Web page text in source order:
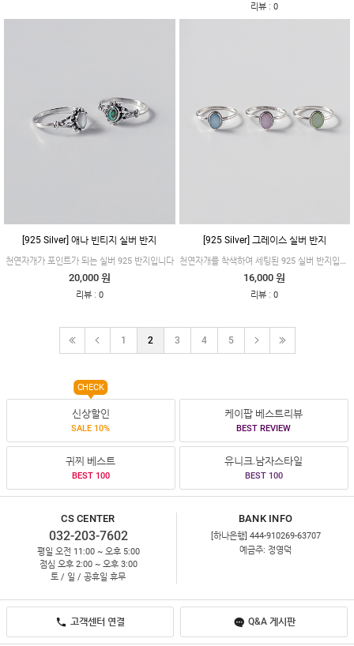
리뷰 :0
[925 Silver] 애나 빈티지 실버 반지
천연자개가 포인트가 되는 실버 925 반지입니다
20,000 원
리뷰: 0
[925 Silver] 그레이스 실버 반지
천연자개를 착색하여 세팅된 925 실버 반지입니다
16,000 원
리뷰 :0
1 2 3 4 5
신상할인
SALE 10%
CHECK
케이팝 베스트리뷰
BEST REVIEW
귀찌 베스트
BEST 100
유니크.남자스타일
BEST 100
CS CENTER
032-203-7602
평일 오전 11:00 ~ 오후 5:00
점심 오후 2:00 ~ 오후 3:00
토 / 일 / 공휴일 휴무
BANK INFO
[하나은행] 444-910269-63707
예금주: 정영덕
고객센터 연결 Q&A 게시판